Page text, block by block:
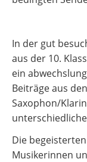
In der gut
aus der 10.
ein
Beiträge aus
Saxophon/
Die
Musikerinnen